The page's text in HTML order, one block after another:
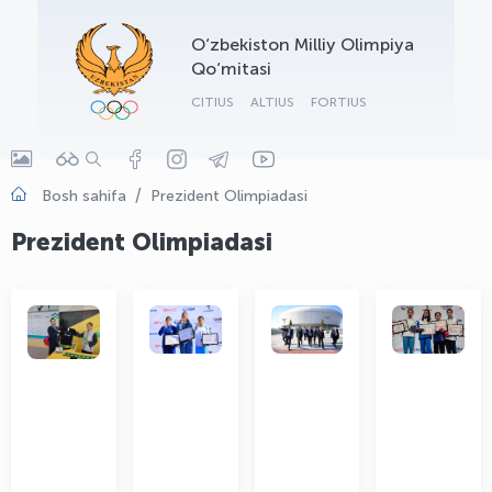
O‘zbekiston Milliy Olimpiya
Qo‘mitasi
CITIUS ALTIUS FORTIUS
Bosh sahifa Prezident Olimpiadasi
Prezident Olimpiadasi
OLYMPCHIK AI - yordamchi
Onlayn · olympic.uz